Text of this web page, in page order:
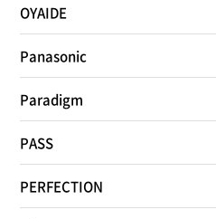
OYAIDE
Panasonic
Paradigm
PASS
PERFECTION